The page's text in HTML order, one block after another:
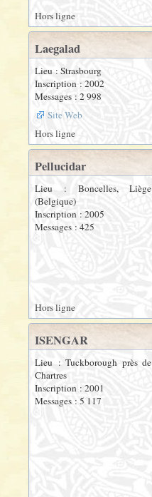
Hors ligne
Laegalad
Lieu : Strasbourg
Inscription : 2002
Messages : 2 998
Site Web
Hors ligne
Pellucidar
Lieu : Boncelles, Liège
(Belgique)
Inscription : 2005
Messages : 425
Hors ligne
ISENGAR
Lieu : Tuckborough près de
Chartres
Inscription : 2001
Messages : 5 117